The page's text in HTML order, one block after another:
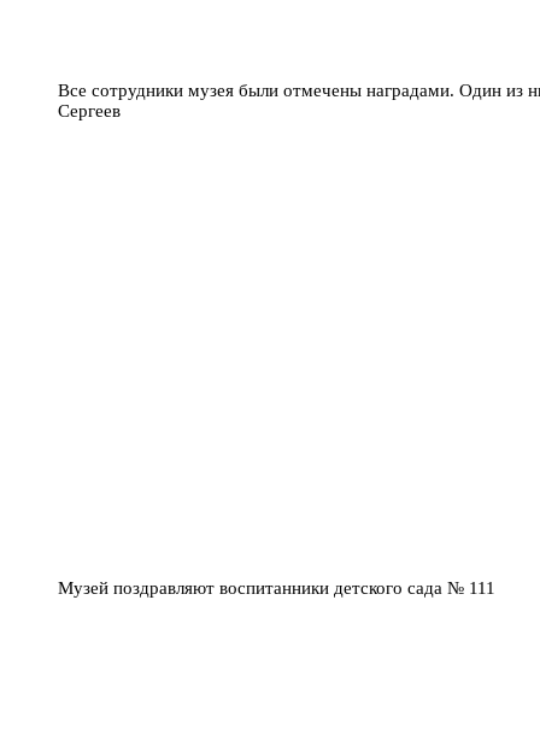
Все сотрудники музея были отмечены наградами. Один из
Сергеев
Музей поздравляют воспитанники детского сада № 111